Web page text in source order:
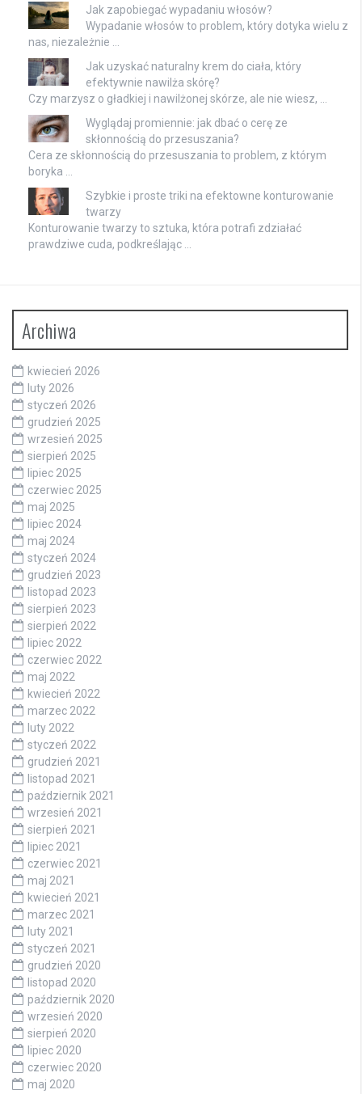
Jak zapobiegać wypadaniu włosów?
Wypadanie włosów to problem, który dotyka wielu z
nas, niezależnie …
Jak uzyskać naturalny krem do ciała, który
efektywnie nawilża skórę?
Czy marzysz o gładkiej i nawilżonej skórze, ale nie wiesz, …
Wyglądaj promiennie: jak dbać o cerę ze
skłonnością do przesuszania?
Cera ze skłonnością do przesuszania to problem, z którym
boryka …
Szybkie i proste triki na efektowne konturowanie
twarzy
Konturowanie twarzy to sztuka, która potrafi zdziałać
prawdziwe cuda, podkreślając …
Archiwa
kwiecień 2026
luty 2026
styczeń 2026
grudzień 2025
wrzesień 2025
sierpień 2025
lipiec 2025
czerwiec 2025
maj 2025
lipiec 2024
maj 2024
styczeń 2024
grudzień 2023
listopad 2023
sierpień 2023
sierpień 2022
lipiec 2022
czerwiec 2022
maj 2022
kwiecień 2022
marzec 2022
luty 2022
styczeń 2022
grudzień 2021
listopad 2021
październik 2021
wrzesień 2021
sierpień 2021
lipiec 2021
czerwiec 2021
maj 2021
kwiecień 2021
marzec 2021
luty 2021
styczeń 2021
grudzień 2020
listopad 2020
październik 2020
wrzesień 2020
sierpień 2020
lipiec 2020
czerwiec 2020
maj 2020